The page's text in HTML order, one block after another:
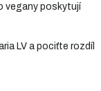
vegany poskytují
LV a pociťte rozdíl